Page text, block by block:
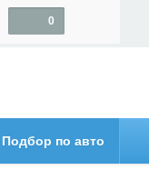
0
Подбор по авто